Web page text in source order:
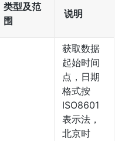
类型及范
围
说明
获取数据
起始时间
点，日期
格式按
ISO8601
表示法，
北京时